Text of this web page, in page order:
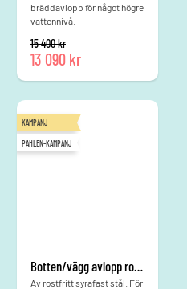
var: 17 900 kr.
kr.
bräddavlopp för något högre
vattennivå.
15 400kr
13 090 kr
Det nuvarande priset är: 13 090
KAMPANJ
PAHLEN-KAMPANJ
Botten/vägg avlopp rostfritt för linerpool sidoanslutning
Av rostfritt syrafast stål. För